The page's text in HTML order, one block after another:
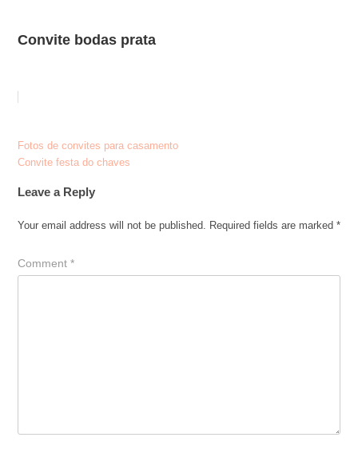
Convite bodas prata
Post
Fotos de convites para casamento
Convite festa do chaves
Leave a Reply
Your email address will not be published. Required fields are marked *
Comment *